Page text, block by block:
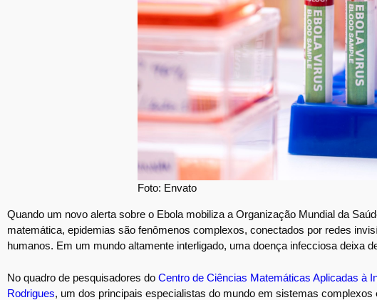
Foto: Envato
Quando um novo alerta sobre o Ebola mobiliza a Organização Mundial da
matemática, epidemias são fenômenos complexos, conectados por redes
humanos. Em um mundo altamente interligado, uma doença infecciosa deixa
No quadro de pesquisadores do Centro de Ciências Matemáticas Aplicadas à
Rodrigues, um dos principais especialistas do mundo em sistemas